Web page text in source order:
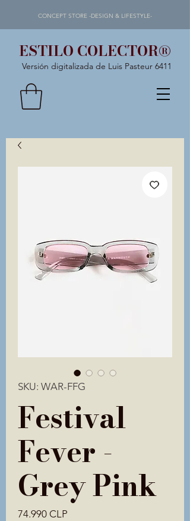
ESTILO COLECTOR®
Versión digitalizada de Luis Pasteur 6411
CONCEPT STORE -DESIGN & LIFESTYLE-
SKU: WAR-FFG
Festival
Fever -
Grey Pink
74.990 CLP